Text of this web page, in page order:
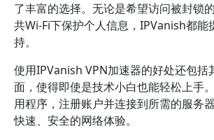
了丰富的选择。无论是希望访问被封锁
共Wi-Fi下保护个人信息，IPVanish都能
持。
使用IPVanish VPN加速器的好处还包括
面，使得即使是技术小白也能轻松上手
用程序，注册账户并连接到所需的服务
快速、安全的网络体验。